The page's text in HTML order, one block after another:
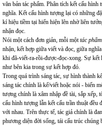
văn bản tác phẩm. Phân tích kết cấu
nghĩa. Kết cấu hình tượng lại có những
kí hiệu tiềm tại hiển hiện lên nhờ liên
nhận đọc.
Nói một cách đơn giản, mỗi mộttác phẩm
nhận, kết hợp giữa viết và đọc, giữa
khi đã-viết-ra-rồi-được-đọc-xong. Sự kết
như bên kia trong sự kết hợp đó.
Trong quá trình sáng tác, sự hình thành
sáng tác chính là kể/viết hoặc nói - biến
tượng chính là xâm nhập đề tài, sắp xếp,
cấu hình tượng lẫn kết cấu trần thuật
với nhau. Trên thực tế, tác giả chính là
phương diện đời sống, tái cấu trúc